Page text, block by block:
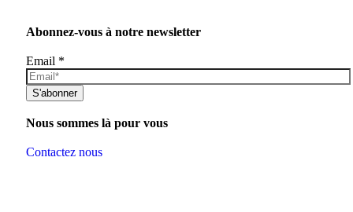
Abonnez-vous à notre newsletter
Email *
S'abonner
Nous sommes là pour vous
Contactez nous